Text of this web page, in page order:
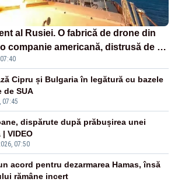
al Rusiei. O fabrică de drone din
companie americană, distrusă de o
07:45
Cipru și Bulgaria în legătură cu bazele
de SUA
07:50
dispărute după prăbușirea unei
VIDEO
acord pentru dezarmarea Hamas, însă
rămâne incert